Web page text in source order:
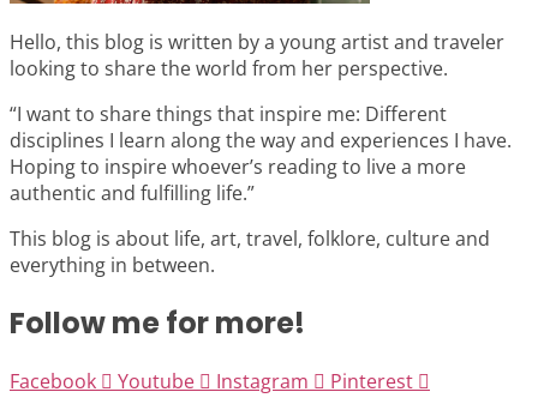
Hello, this blog is written by a young artist and traveler
looking to share the world from her perspective.
“I want to share things that inspire me: Different
disciplines I learn along the way and experiences I have.
Hoping to inspire whoever’s reading to live a more
authentic and fulfilling life.”
This blog is about life, art, travel, folklore, culture and
everything in between.
Follow me for more!
Facebook Youtube Instagram Pinterest